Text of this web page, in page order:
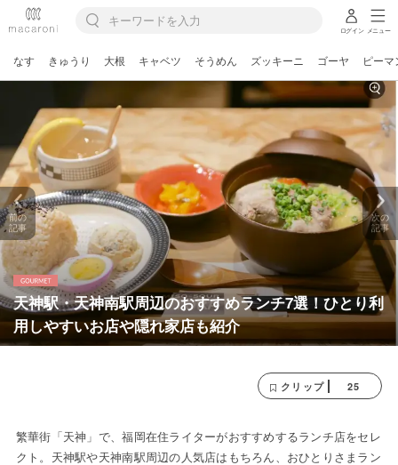
ログイン メニュー
なす きゅうり 大根 キャベツ そうめん ズッキーニ ゴーヤ ピーマ
天神駅・天神南駅周辺のおすすめランチ7選！ひとり利
用しやすいお店や隠れ家店も紹介
前の
記事
次の
記事
クリップ 25
繁華街「天神」で、福岡在住ライターがおすすめするランチ店をセレ
クト。天神駅や天神南駅周辺の人気店はもちろん、おひとりさまラン